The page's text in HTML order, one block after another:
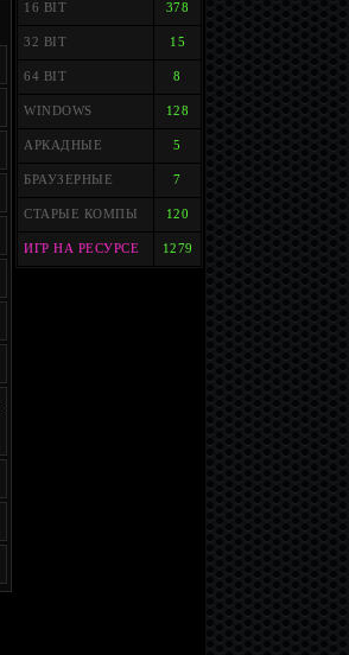
16 BIT 378
32 BIT 15
64 BIT 8
WINDOWS 128
АРКАДНЫЕ 5
БРАУЗЕРНЫЕ 7
СТАРЫЕ КОМПЫ 120
ИГР НА РЕСУРСЕ 1279